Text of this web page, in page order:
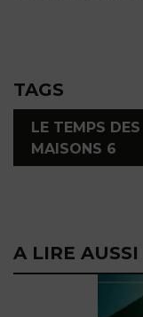
TAGS
LE TEMPS DES
MAISONS 6
A LIRE AUSSI